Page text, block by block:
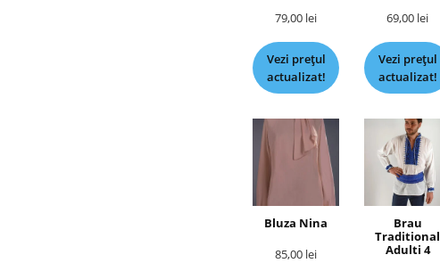
79,00 lei
Vezi prețul
actualizat!
69,00 lei
Vezi prețul
actualizat!
Bluza Nina
85,00 lei
Brau
Traditional
Adulti 4